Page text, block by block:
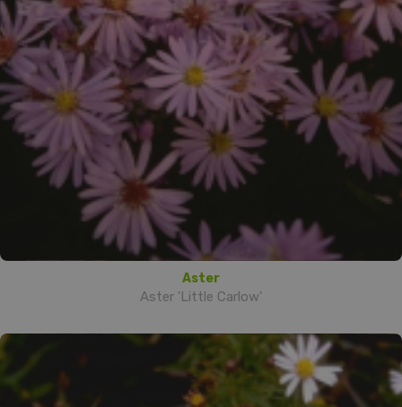
Aster
Aster 'Little Carlow'